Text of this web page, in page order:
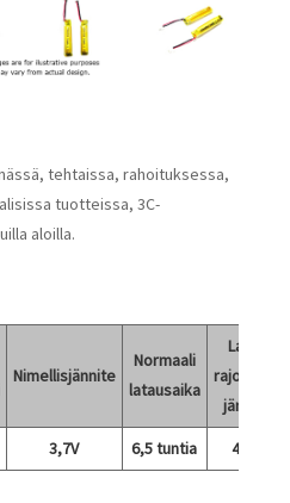
tehtaissa, rahoituksessa,
tuotteissa, 3C-
aloilla.
Nimellisjännite
Normaali
latausaika
Lataa
rajoitettu
jännite
3,7V 6,5 tuntia 4,2V